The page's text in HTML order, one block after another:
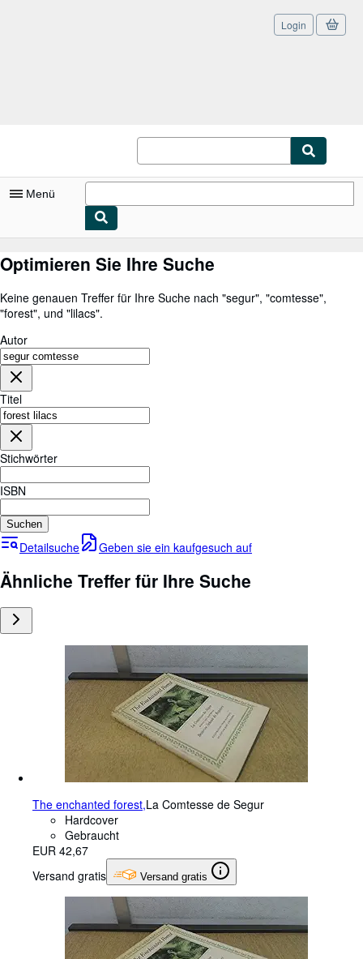
Login
Menü
Logout
Detailsuche
Sammlungen
Antiquarische Bücher
Kunst & Sammlerstücke
Verkäufer
Verkäufer werden
Optimieren Sie Ihre Suche
Keine genauen Treffer für Ihre Suche nach "segur", "comtesse",
"forest", und "lilacs".
Autor
Titel
Stichwörter
ISBN
Suchen
Detailsuche Geben sie ein kaufgesuch auf
Ähnliche Treffer für Ihre Suche
The enchanted forest,La Comtesse de Segur
Hardcover
Gebraucht
EUR 42,67
Versand gratis
Versand gratis